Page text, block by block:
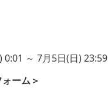
0:01 ～ 7月5日(日) 23:59
ーム＞